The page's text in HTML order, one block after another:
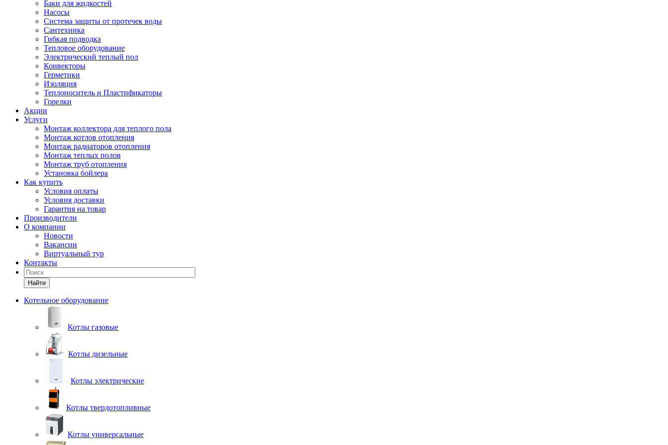
Баки для жидкостей
Насосы
Система защиты от протечек воды
Сантехника
Гибкая подводка
Тепловое оборудование
Электрический теплый пол
Конвекторы
Герметики
Изоляция
Теплоноситель и Пластификаторы
Горелки
Акции
Услуги
Монтаж коллектора для теплого пола
Монтаж котлов отопления
Монтаж радиаторов отопления
Монтаж теплых полов
Монтаж труб отопления
Установка бойлера
Как купить
Условия оплаты
Условия доставки
Гарантия на товар
Производители
О компании
Новости
Вакансии
Виртуальный тур
Контакты
Найти
Котельное оборудование
Котлы газовые
Котлы дизельные
Котлы электрические
Котлы твердотопливные
Котлы универсальные